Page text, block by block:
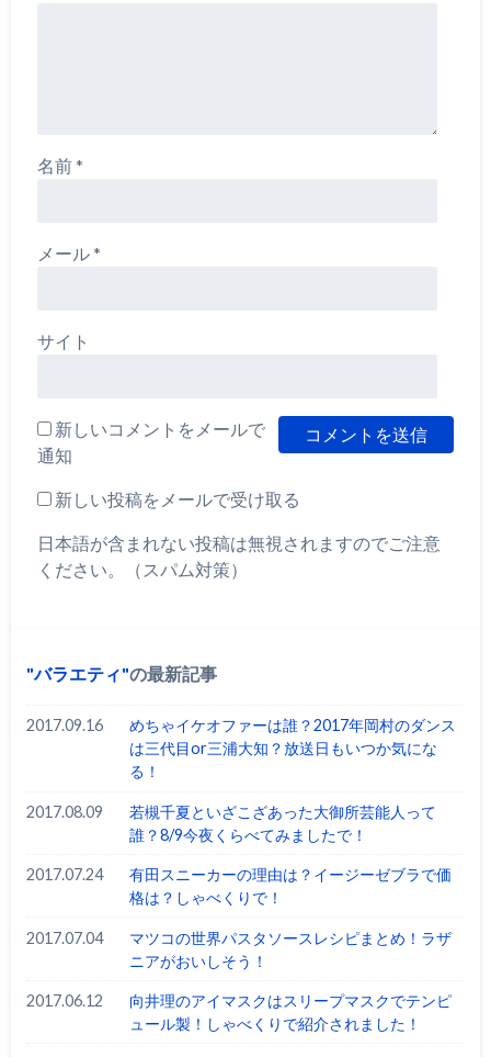
名前*
メール*
サイト
新しいコメントをメールで
通知
新しい投稿をメールで受け取る
日本語が含まれない投稿は無視されますのでご注意
ください。（スパム対策）
バラエティ の最新記事
2017.09.16
めちゃイケオファーは誰？2017年岡村のダンス
は三代目or三浦大知？放送日もいつか気にな
る！
2017.08.09
若槻千夏といざこざあった大御所芸能人って
誰？8/9今夜くらべてみましたで！
2017.07.24
有田スニーカーの理由は？イージーゼブラで価
格は？しゃべくりで！
2017.07.04
マツコの世界パスタソースレシピまとめ！ラザ
ニアがおいしそう！
2017.06.12
向井理のアイマスクはスリープマスクでテンピ
ュール製！しゃべくりで紹介されました！